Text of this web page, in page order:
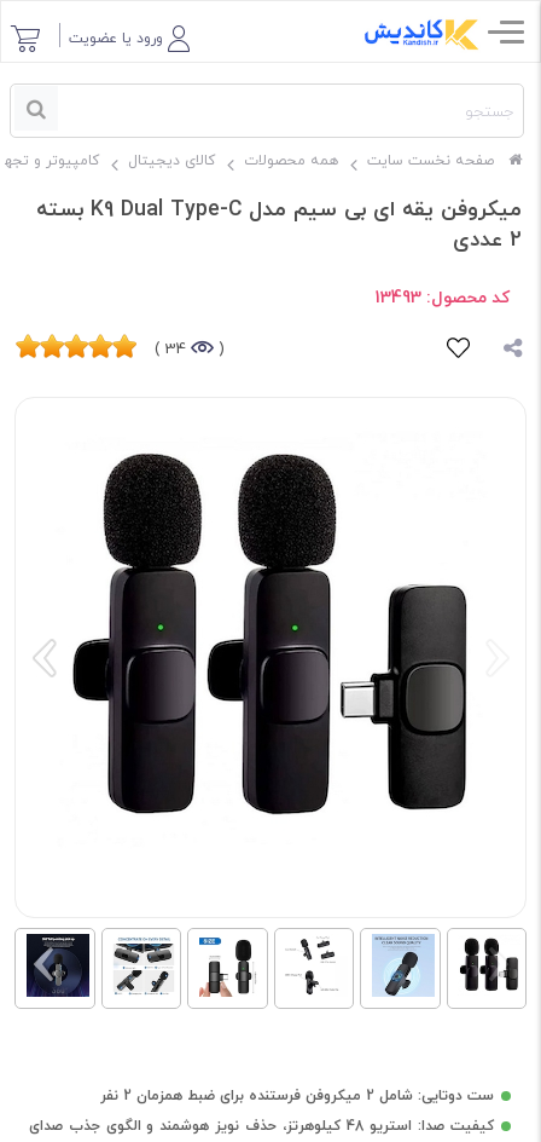
ورود یا عضویت
صفحه نخست سایت همه محصولات کالای دیجیتال کامپیوتر و
میکروفن یقه ای بی سیم مدل K9 Dual Type-C بسته
2 عددی
کد محصول: 13493
(
34 )
ست دوتایی: شامل 2 میکروفن فرستنده برای ضبط همزمان 2 نفر
کیفیت صدا: استریو 48 کیلوهرتز، حذف نویز هوشمند و الگوی جذب صدای